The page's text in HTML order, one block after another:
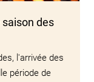
des
l'arrivée des
période de